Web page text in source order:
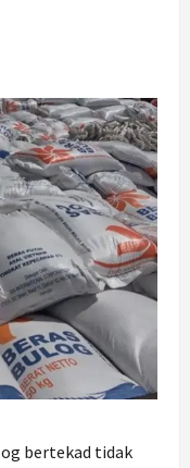
bertekad tidak